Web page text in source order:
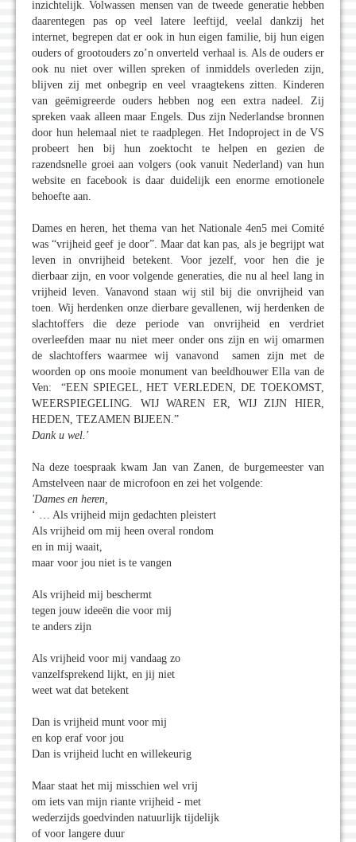
inzichtelijk. Volwassen mensen van de tweede generatie hebben
daarentegen pas op veel latere leeftijd, veelal dankzij het
internet, begrepen dat er ook in hun eigen familie, bij hun eigen
ouders of grootouders zo’n onverteld verhaal is. Als de ouders er
ook nu niet over willen spreken of inmiddels overleden zijn,
blijven zij met onbegrip en veel vraagtekens zitten. Kinderen
van geëmigreerde ouders hebben nog een extra nadeel. Zij
spreken vaak alleen maar Engels. Dus zijn Nederlandse bronnen
door hun helemaal niet te raadplegen. Het Indoproject in de VS
probeert hen bij hun zoektocht te helpen en gezien de
razendsnelle groei aan volgers (ook vanuit Nederland) van hun
website en facebook is daar duidelijk een enorme emotionele
behoefte aan.
Dames en heren, het thema van het Nationale 4en5 mei Comité
was “vrijheid geef je door”. Maar dat kan pas, als je begrijpt wat
leven in onvrijheid betekent. Voor jezelf, voor hen die je
dierbaar zijn, en voor volgende generaties, die nu al heel lang in
vrijheid leven. Vanavond staan wij stil bij die onvrijheid van
toen. Wij herdenken onze dierbare gevallenen, wij herdenken de
slachtoffers die deze periode van onvrijheid en verdriet
overleefden maar nu niet meer onder ons zijn en wij omarmen
de slachtoffers waarmee wij vanavond samen zijn met de
woorden op ons mooie monument van beeldhouwer Ella van de
Ven: “EEN SPIEGEL, HET VERLEDEN, DE TOEKOMST,
WEERSPIEGELING. WIJ WAREN ER, WIJ ZIJN HIER,
HEDEN, TEZAMEN BIJEEN.”
Dank u wel.'
Na deze toespraak kwam Jan van Zanen, de burgemeester van
Amstelveen naar de microfoon en zei het volgende:
'Dames en heren,
‘ … Als vrijheid mijn gedachten pleistert
Als vrijheid om mij heen overal rondom
en in mij waait,
maar voor jou niet is te vangen
Als vrijheid mij beschermt
tegen jouw ideeën die voor mij
te anders zijn
Als vrijheid voor mij vandaag zo
vanzelfsprekend lijkt, en jij niet
weet wat dat betekent
Dan is vrijheid munt voor mij
en kop eraf voor jou
Dan is vrijheid lucht en willekeurig
Maar staat het mij misschien wel vrij
om iets van mijn riante vrijheid - met
wederzijds goedvinden natuurlijk tijdelijk
of voor langere duur